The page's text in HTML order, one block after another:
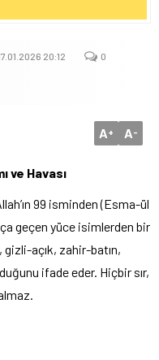
20:12 0
A+ A-
ve Havası
99 isminden (Esma-ül
geçen yüce isimlerden bir
gizli-açık, zahir-batın,
ifade eder. Hiçbir sır,